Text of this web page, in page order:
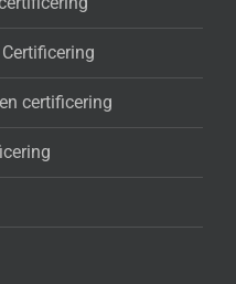
certificering